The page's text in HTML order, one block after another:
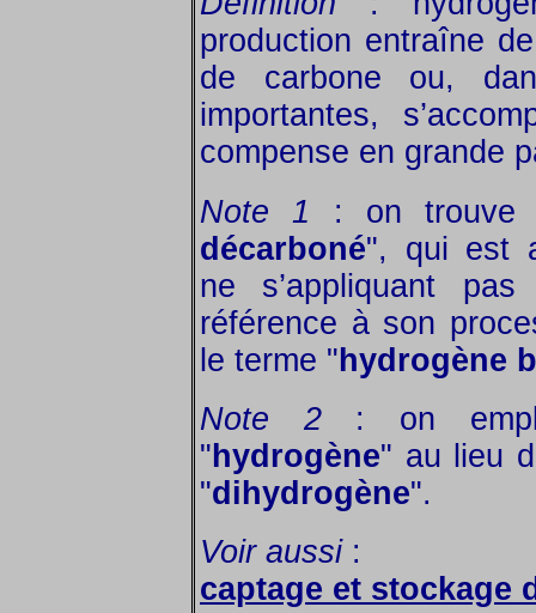
production entraîne
de carbone ou,
importantes,
compense en grande
Note 1 : on trouve
décarboné", qui est
ne s’appliquant
référence à son
le terme " hydrogène
Note 2: on
" hydrogène" au lieu
"dihydrogène".
Voir aussi:
captage et stockage